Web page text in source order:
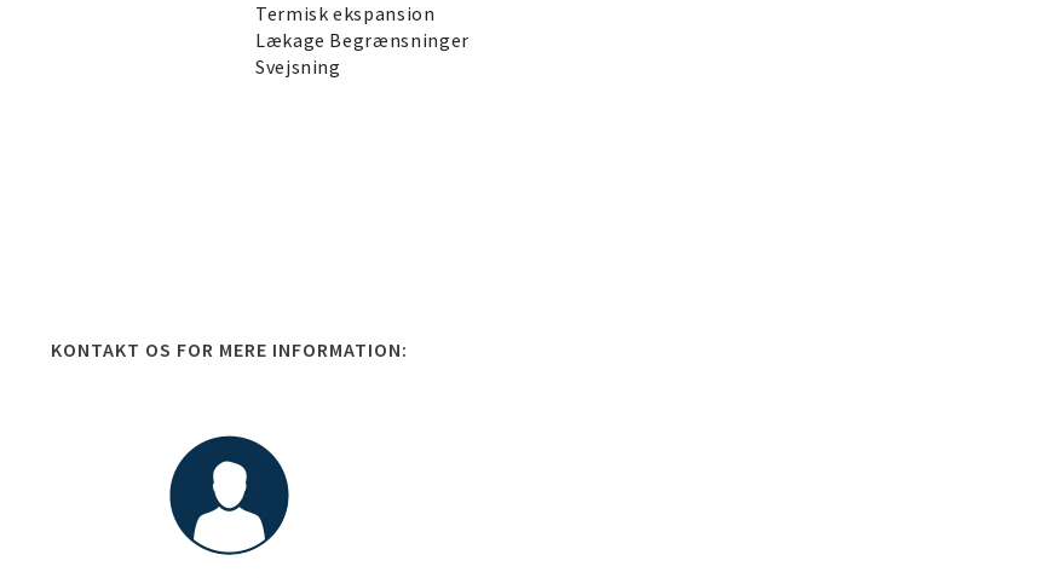
Termisk ekspansion
Lækage Begrænsninger
Svejsning
KONTAKT OS FOR MERE INFORMATION: